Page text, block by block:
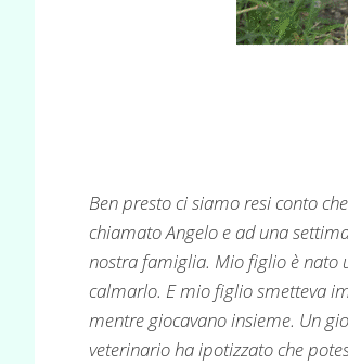
Ben presto ci siamo resi conto
chiamato Angelo e ad una
nostra famiglia. Mio figlio è nato
calmarlo. E mio figlio smetteva
mentre giocavano insieme. Un
veterinario ha ipotizzato che